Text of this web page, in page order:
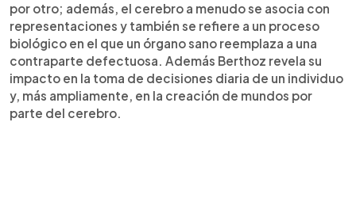
por otro; además, el cerebro a menudo se asocia con
representaciones y también se refiere a un proceso
biológico en el que un órgano sano reemplaza a una
contraparte defectuosa. Además Berthoz revela su
impacto en la toma de decisiones diaria de un individuo
y, más ampliamente, en la creación de mundos por
parte del cerebro.